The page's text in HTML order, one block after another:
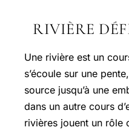
RIVIÈRE
Une rivière est un
s’écoule sur une
source jusqu’à une
dans un autre cours
rivières jouent un rôle